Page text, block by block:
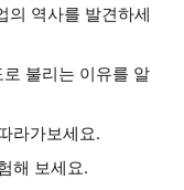
의 역사를 발견하세
불리는 이유를 알
라가보세요.
해 보세요.